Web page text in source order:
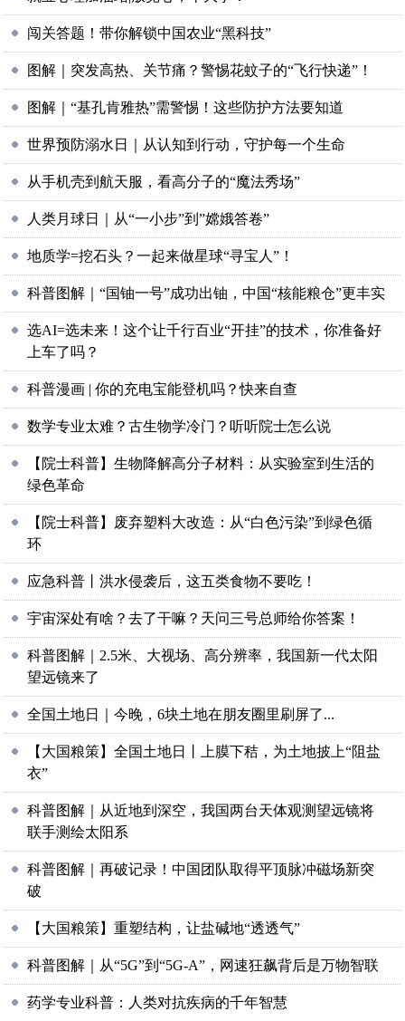
闯关答题！带你解锁中国农业“黑科技”
图解｜突发高热、关节痛？警惕花蚊子的“飞行快递”！
图解｜“基孔肯雅热”需警惕！这些防护方法要知道
世界预防溺水日｜从认知到行动，守护每一个生命
从手机壳到航天服，看高分子的“魔法秀场”
人类月球日｜从“一小步”到”嫦娥答卷”
地质学=挖石头？一起来做星球“寻宝人”！
科普图解｜“国铀一号”成功出铀，中国“核能粮仓”更丰实
选AI=选未来！这个让千行百业“开挂”的技术，你准备好
上车了吗？
科普漫画 | 你的充电宝能登机吗？快来自查
数学专业太难？古生物学冷门？听听院士怎么说
【院士科普】生物降解高分子材料：从实验室到生活的
绿色革命
【院士科普】废弃塑料大改造：从“白色污染”到绿色循
环
应急科普丨洪水侵袭后，这五类食物不要吃！
宇宙深处有啥？去了干嘛？天问三号总师给你答案！
科普图解｜2.5米、大视场、高分辨率，我国新一代太阳
望远镜来了
全国土地日｜今晚，6块土地在朋友圈里刷屏了...
【大国粮策】全国土地日丨上膜下秸，为土地披上“阻盐
衣”
科普图解｜从近地到深空，我国两台天体观测望远镜将
联手测绘太阳系
科普图解｜再破记录！中国团队取得平顶脉冲磁场新突
破
【大国粮策】重塑结构，让盐碱地“透透气”
科普图解｜从“5G”到“5G-A”，网速狂飙背后是万物智联
药学专业科普：人类对抗疾病的千年智慧